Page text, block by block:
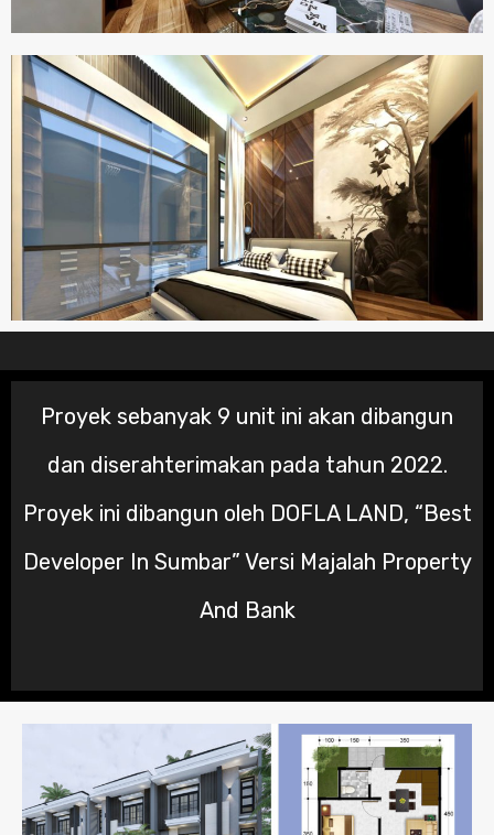
Proyek sebanyak 9 unit ini akan dibangun
dan diserahterimakan pada tahun 2022.
Proyek ini dibangun oleh DOFLA LAND, “Best
Developer In Sumbar” Versi Majalah Property
And Bank